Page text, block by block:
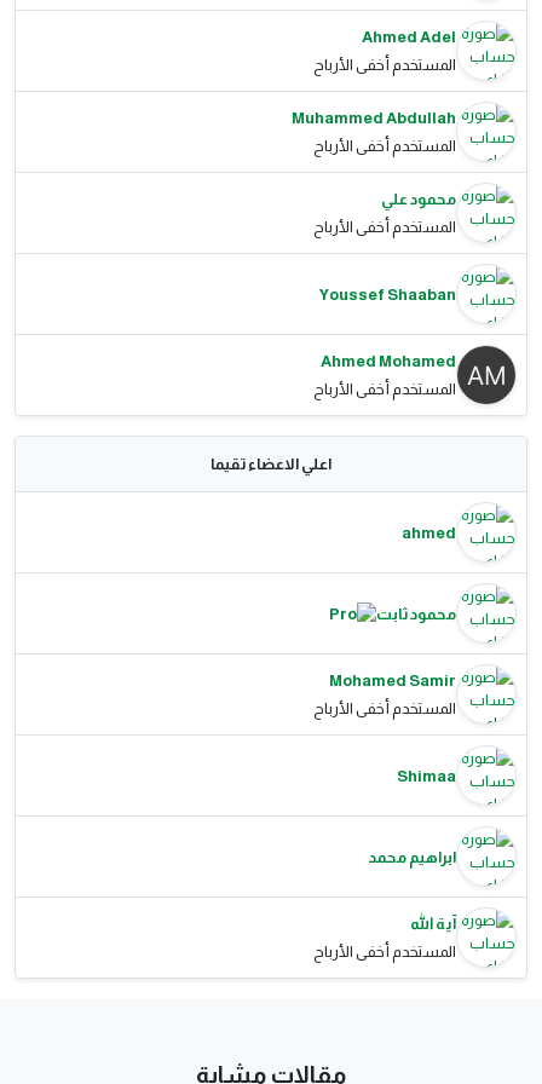
Ahmed Adel
المستخدم أخفى الأرباح
Muhammed Abdullah
المستخدم أخفى الأرباح
محمود علي
المستخدم أخفى الأرباح
Youssef Shaaban
Ahmed Mohamed
المستخدم أخفى الأرباح
اعلي الاعضاء تقيما
ahmed
محمود ثابت
Mohamed Samir
المستخدم أخفى الأرباح
Shimaa
ابراهيم محمد
آية الله
المستخدم أخفى الأرباح
مقالات مشابة